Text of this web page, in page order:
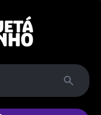
Search